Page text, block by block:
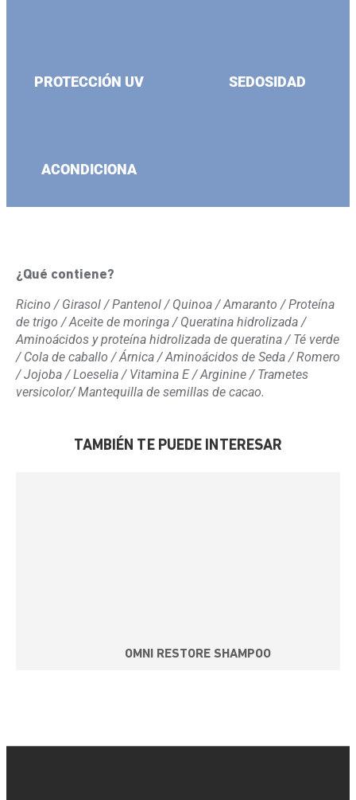
PROTECCIÓN UV SEDOSIDAD
ACONDICIONA
¿Qué contiene?
Ricino / Girasol / Pantenol / Quinoa / Amaranto / Proteína
de trigo / Aceite de moringa / Queratina hidrolizada /
Aminoácidos y proteína hidrolizada de queratina / Té verde
/ Cola de caballo / Árnica / Aminoácidos de Seda / Romero
/ Jojoba / Loeselia / Vitamina E / Arginine / Trametes
versicolor/ Mantequilla de semillas de cacao.
TAMBIÉN TE PUEDE INTERESAR
OMNI RESTORE SHAMPOO